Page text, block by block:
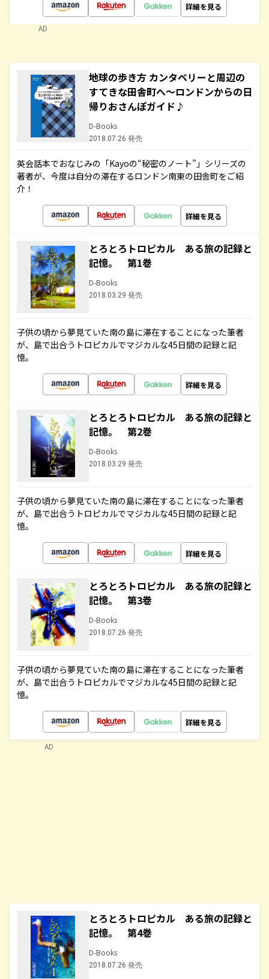
詳細を見る
AD
地球の歩き方 カンタベリーと周辺の
すてきな田舎町へ～ロンドンからの日
帰りおさんぽガイド♪
D-Books
2018.07.26 発売
英会話本でおなじみの「Kayoの“秘密のノート”」シリーズの
著者が、今度は自分の滞在するロンドン南東の田舎町をご紹
介！
詳細を見る
とろとろトロピカル ある旅の記録と
記憶。 第1巻
D-Books
2018.03.29 発売
子供の頃から夢見ていた南の島に滞在することになった筆者
が、島で出合うトロピカルでマジカルな45日間の記録と記
憶。
詳細を見る
とろとろトロピカル ある旅の記録と
記憶。 第2巻
D-Books
2018.03.29 発売
子供の頃から夢見ていた南の島に滞在することになった筆者
が、島で出合うトロピカルでマジカルな45日間の記録と記
憶。
詳細を見る
とろとろトロピカル ある旅の記録と
記憶。 第3巻
D-Books
2018.07.26 発売
子供の頃から夢見ていた南の島に滞在することになった筆者
が、島で出合うトロピカルでマジカルな45日間の記録と記
憶。
詳細を見る
とろとろトロピカル ある旅の記録と
記憶。 第4巻
D-Books
2018.07.26 発売
AD